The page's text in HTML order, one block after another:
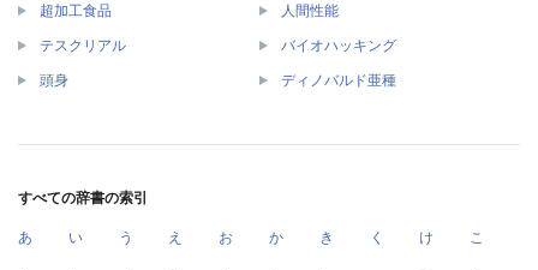
超加工食品 人間性能
テスクリアル バイオハッキング
頭身 ディノバルド亜種
すべての辞書の索引
あ い う え お か き く け こ